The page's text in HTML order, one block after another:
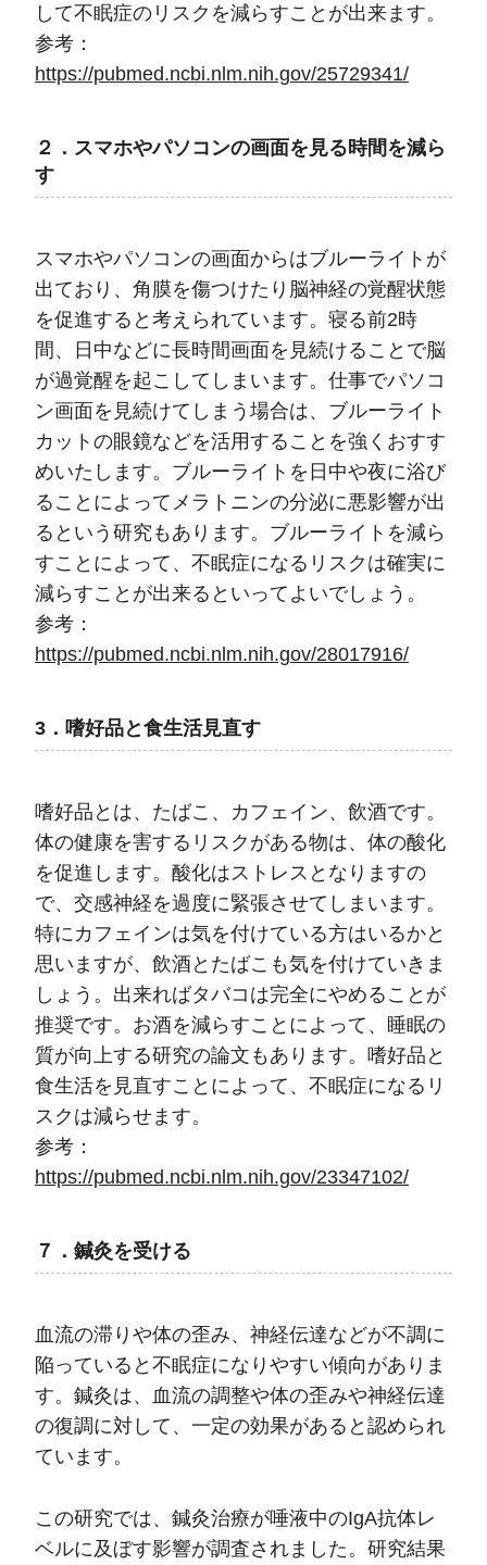
して不眠症のリスクを減らすことが出来ます。
参考：
https://pubmed.ncbi.nlm.nih.gov/25729341/
２．スマホやパソコンの画面を見る時間を減ら
す
スマホやパソコンの画面からはブルーライトが
出ており、角膜を傷つけたり脳神経の覚醒状態
を促進すると考えられています。寝る前2時
間、日中などに長時間画面を見続けることで脳
が過覚醒を起こしてしまいます。仕事でパソコ
ン画面を見続けてしまう場合は、ブルーライト
カットの眼鏡などを活用することを強くおすす
めいたします。ブルーライトを日中や夜に浴び
ることによってメラトニンの分泌に悪影響が出
るという研究もあります。ブルーライトを減ら
すことによって、不眠症になるリスクは確実に
減らすことが出来るといってよいでしょう。
参考：
https://pubmed.ncbi.nlm.nih.gov/28017916/
3．嗜好品と食生活見直す
嗜好品とは、たばこ、カフェイン、飲酒です。
体の健康を害するリスクがある物は、体の酸化
を促進します。酸化はストレスとなりますの
で、交感神経を過度に緊張させてしまいます。
特にカフェインは気を付けている方はいるかと
思いますが、飲酒とたばこも気を付けていきま
しょう。出来ればタバコは完全にやめることが
推奨です。お酒を減らすことによって、睡眠の
質が向上する研究の論文もあります。嗜好品と
食生活を見直すことによって、不眠症になるリ
スクは減らせます。
参考：
https://pubmed.ncbi.nlm.nih.gov/23347102/
７．鍼灸を受ける
血流の滞りや体の歪み、神経伝達などが不調に
陥っていると不眠症になりやすい傾向がありま
す。鍼灸は、血流の調整や体の歪みや神経伝達
の復調に対して、一定の効果があると認められ
ています。
この研究では、鍼灸治療が唾液中のIgA抗体レ
ベルに及ぼす影響が調査されました。研究結果